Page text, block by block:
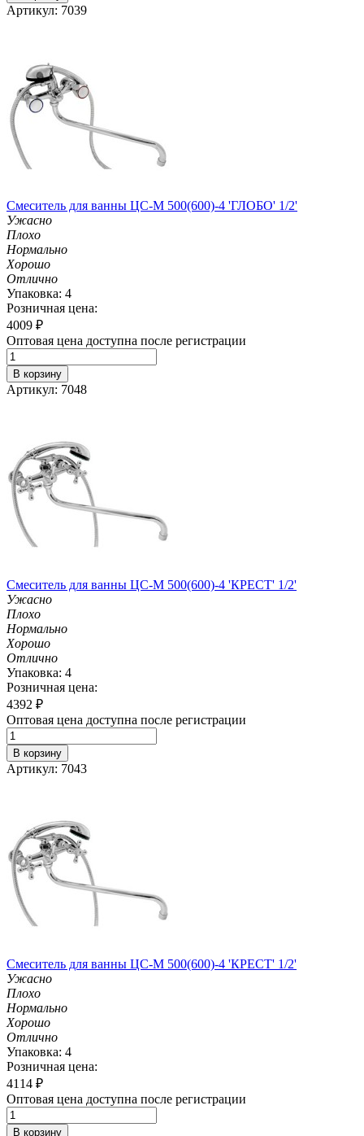
Артикул: 7039
Смеситель для ванны ЦС-М 500(600)-4 'ГЛОБО' 1/2'
Ужасно
Плохо
Нормально
Хорошо
Отлично
Упаковка: 4
Розничная цена:
4009 ₽
Оптовая цена доступна после регистрации
В корзину
Артикул: 7048
Смеситель для ванны ЦС-М 500(600)-4 'КРЕСТ' 1/2'
Ужасно
Плохо
Нормально
Хорошо
Отлично
Упаковка: 4
Розничная цена:
4392 ₽
Оптовая цена доступна после регистрации
В корзину
Артикул: 7043
Смеситель для ванны ЦС-М 500(600)-4 'КРЕСТ' 1/2'
Ужасно
Плохо
Нормально
Хорошо
Отлично
Упаковка: 4
Розничная цена:
4114 ₽
Оптовая цена доступна после регистрации
В корзину